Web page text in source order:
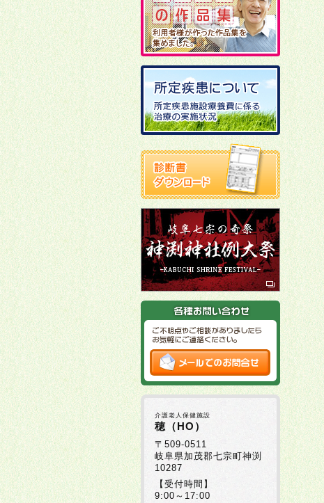
介護老人保健施設
穂（HO）
〒509-0511
岐阜県加茂郡七宗町神渕
10287
【受付時間】
9:00～17:00